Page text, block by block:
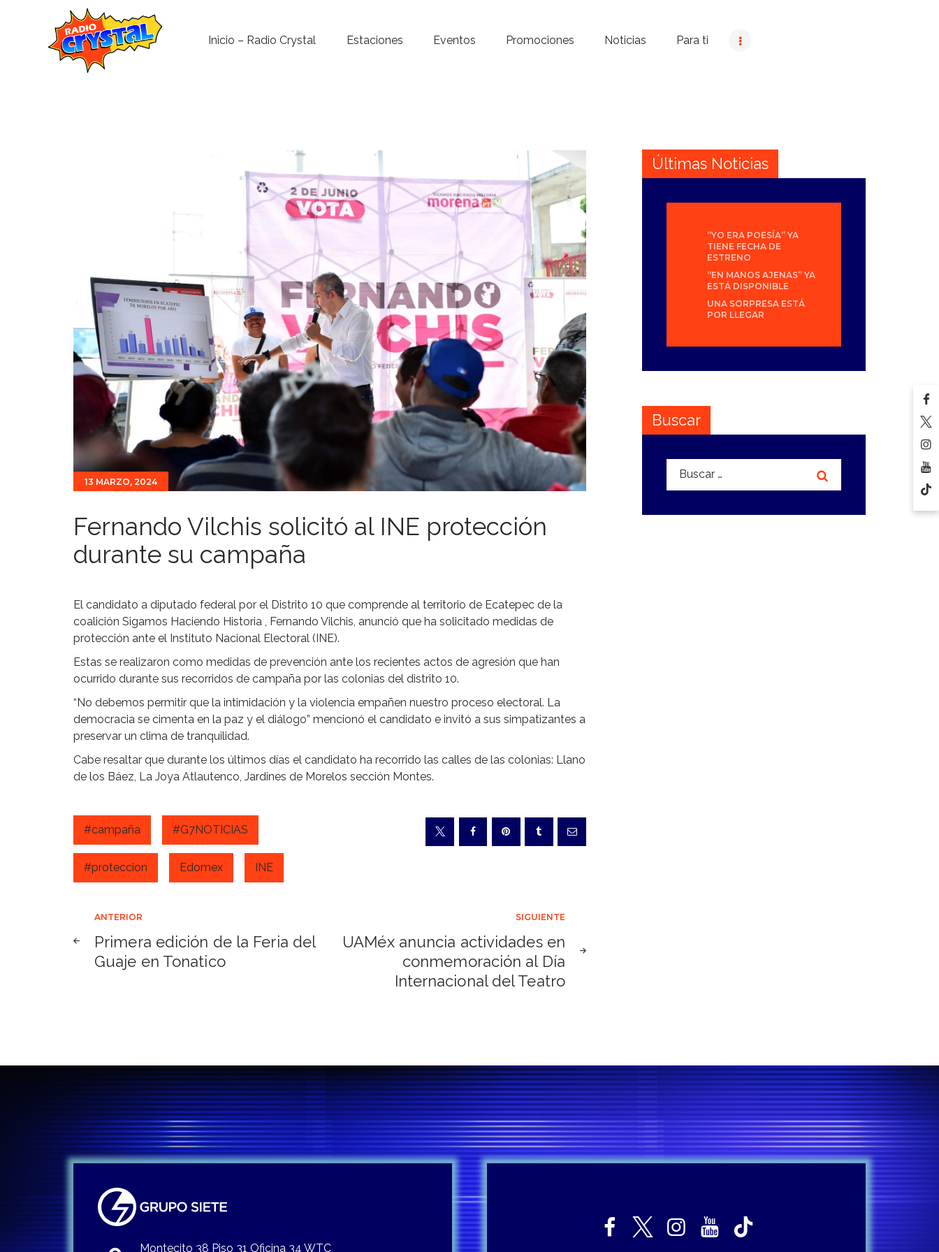
Inicio – Radio Crystal Estaciones Eventos Promociones Noticias Para ti
Noticias
Para ti
Contacto
13 MARZO, 2024
Fernando Vilchis solicitó al INE protección
durante su campaña
El candidato a diputado federal por el Distrito 10 que comprende al territorio de Ecatepec de la
coalición Sigamos Haciendo Historia , Fernando Vilchis, anunció que ha solicitado medidas de
protección ante el Instituto Nacional Electoral (INE).
Estas se realizaron como medidas de prevención ante los recientes actos de agresión que han
ocurrido durante sus recorridos de campaña por las colonias del distrito 10.
“No debemos permitir que la intimidación y la violencia empañen nuestro proceso electoral. La
democracia se cimenta en la paz y el diálogo” mencionó el candidato e invitó a sus simpatizantes a
preservar un clima de tranquilidad.
Cabe resaltar que durante los últimos días el candidato ha recorrido las calles de las colonias: Llano
de los Báez, La Joya Atlautenco, Jardines de Morelos sección Montes.
#campaña #G7NOTICIAS
#proteccion Edomex INE
Navegación
de
ANTERIOR
Primera edición de la Feria del
Guaje en Tonatico
SIGUIENTE
UAMéx anuncia actividades en
conmemoración al Día
Internacional del Teatro
Últimas Noticias
“YO ERA POESÍA” YA
TIENE FECHA DE
ESTRENO
“EN MANOS AJENAS” YA
ESTÁ DISPONIBLE
UNA SORPRESA ESTÁ
POR LLEGAR
Buscar
Buscar:
Montecito 38 Piso 31 Oficina 34 WTC